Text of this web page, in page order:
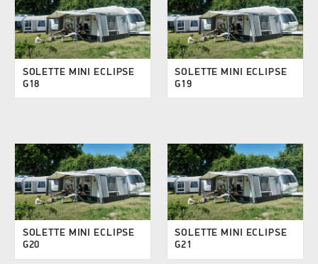
SOLETTE MINI ECLIPSE
G18
SOLETTE MINI ECLIPSE
G19
SOLETTE MINI ECLIPSE
G20
SOLETTE MINI ECLIPSE
G21